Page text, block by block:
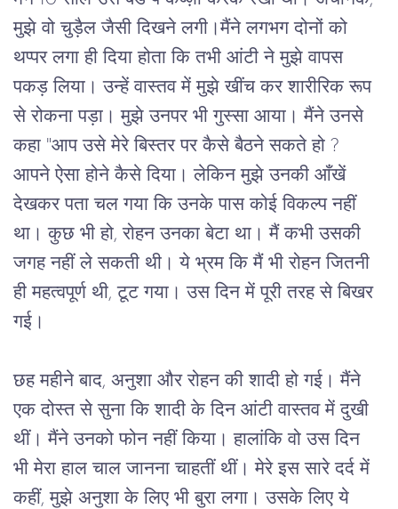
मुझे वो चुड़ैल जैसी दिखने लगी।मैंने लगभग दोनों को
थप्पर लगा ही दिया होता कि तभी आंटी ने मुझे वापस
पकड़ लिया। उन्हें वास्तव में मुझे खींच कर शारीरिक रूप
से रोकना पड़ा। मुझे उनपर भी गुस्सा आया। मैंने उनसे
कहा "आप उसे मेरे बिस्तर पर कैसे बैठने सकते हो ?
आपने ऐसा होने कैसे दिया। लेकिन मुझे उनकी आँखें
देखकर पता चल गया कि उनके पास कोई विकल्प नहीं
था। कुछ भी हो, रोहन उनका बेटा था। मैं कभी उसकी
जगह नहीं ले सकती थी। ये भ्रम कि मैं भी रोहन जितनी
ही महत्वपूर्ण थी, टूट गया। उस दिन में पूरी तरह से बिखर
गई।
छह महीने बाद, अनुशा और रोहन की शादी हो गई। मैंने
एक दोस्त से सुना कि शादी के दिन आंटी वास्तव में दुखी
थीं। मैंने उनको फोन नहीं किया। हालांकि वो उस दिन
भी मेरा हाल चाल जानना चाहतीं थीं। मेरे इस सारे दर्द में
कहीं, मुझे अनुशा के लिए भी बुरा लगा। उसके लिए ये